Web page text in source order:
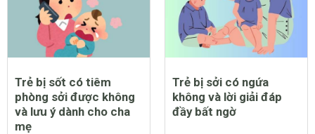
Trẻ bị sốt có tiêm
phòng sởi được không
và lưu ý dành cho cha
mẹ
Trẻ bị sởi có ngứa
không và lời giải đáp
đầy bất ngờ